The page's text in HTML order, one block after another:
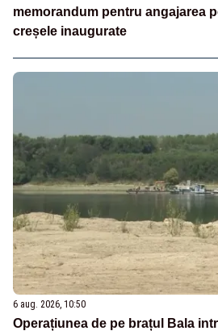
memorandum pentru angajarea
creșele inaugurate
6 aug. 2026, 10:50
Operațiunea de pe brațul Bala